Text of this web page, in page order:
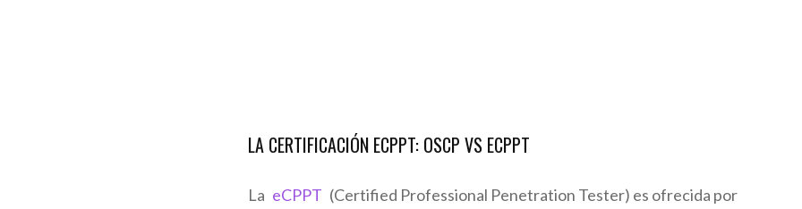
LA CERTIFICACIÓN ECPPT: OSCP VS ECPPT
La eCPPT (Certified Professional Penetration Tester) es ofrecida por